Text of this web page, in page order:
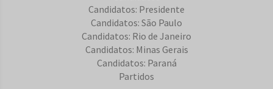
Candidatos: Presidente
Candidatos: São Paulo
Candidatos: Rio de Janeiro
Candidatos: Minas Gerais
Candidatos: Paraná
Partidos